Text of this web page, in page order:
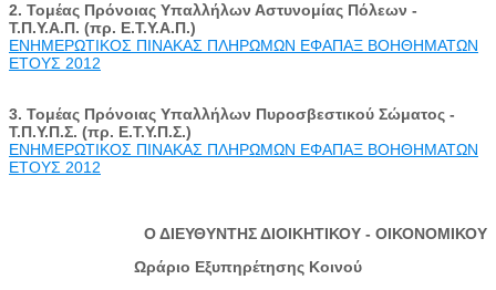
2. Τομέας Πρόνοιας Υπαλλήλων Αστυνομίας Πόλεων -
Τ.Π.Υ.Α.Π. (πρ. Ε.Τ.Υ.Α.Π.)
ΕΝΗΜΕΡΩΤΙΚΟΣ ΠΙΝΑΚΑΣ ΠΛΗΡΩΜΩΝ ΕΦΑΠΑΞ ΒΟΗΘΗΜΑΤΩΝ
ΕΤΟΥΣ 2012
3. Τομέας Πρόνοιας Υπαλλήλων Πυροσβεστικού Σώματος -
Τ.Π.Υ.Π.Σ. (πρ. Ε.Τ.Υ.Π.Σ.)
ΕΝΗΜΕΡΩΤΙΚΟΣ ΠΙΝΑΚΑΣ ΠΛΗΡΩΜΩΝ ΕΦΑΠΑΞ ΒΟΗΘΗΜΑΤΩΝ
ΕΤΟΥΣ 2012
Ο ΔΙΕΥΘΥΝΤΗΣ ΔΙΟΙΚΗΤΙΚΟΥ - ΟΙΚΟΝΟΜΙΚΟΥ
Ωράριο Εξυπηρέτησης Κοινού